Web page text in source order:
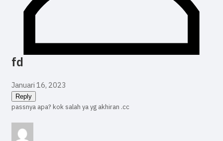
fd
Januari 16, 2023
Reply
passnya apa? kok salah ya yg akhiran .cc